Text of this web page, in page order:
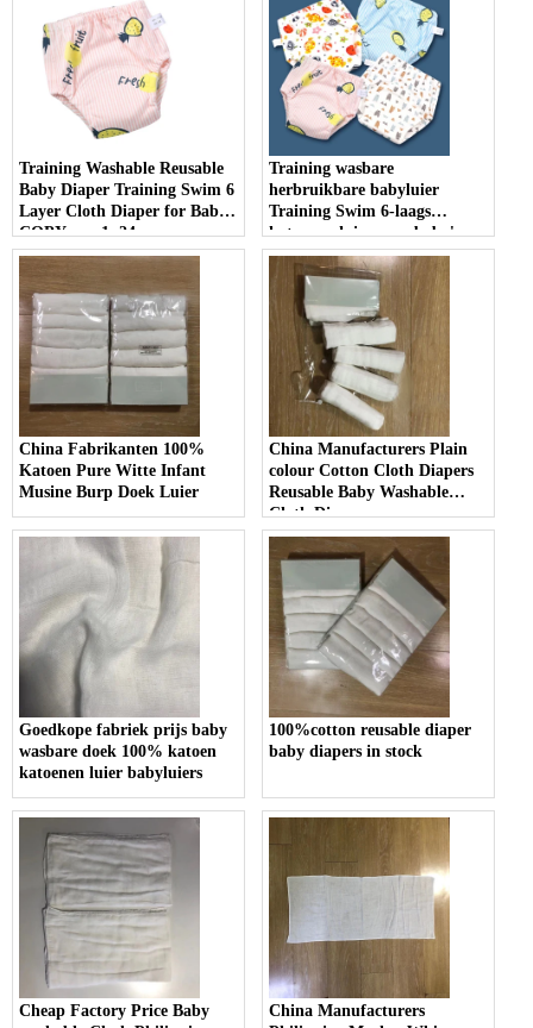
Training Washable Reusable
Baby Diaper Training Swim 6
Layer Cloth Diaper for Baby -
COPY - un1u24
Training wasbare
herbruikbare babyluier
Training Swim 6-laags
katoenen luier voor baby's
China Fabrikanten 100%
Katoen Pure Witte Infant
Musine Burp Doek Luier
China Manufacturers Plain
colour Cotton Cloth Diapers
Reusable Baby Washable
Cloth Diaper
Goedkope fabriek prijs baby
wasbare doek 100% katoen
katoenen luier babyluiers
100%cotton reusable diaper
baby diapers in stock
Cheap Factory Price Baby
China Manufacturers